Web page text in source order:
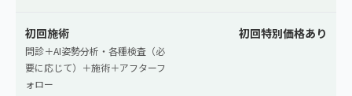
初回施術
問診＋AI姿勢分析・各種検査（必
要に応じて）＋施術＋アフターフ
ォロー
初回特別価格あり